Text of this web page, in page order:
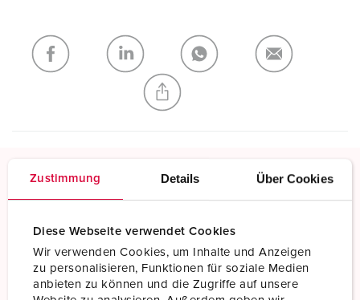
Zustimmung Details Über Cookies
Diese Webseite verwendet Cookies
Wir verwenden Cookies, um Inhalte und Anzeigen
zu personalisieren, Funktionen für soziale Medien
anbieten zu können und die Zugriffe auf unsere
My list ADD
CREATE A NEW LIST
Read more